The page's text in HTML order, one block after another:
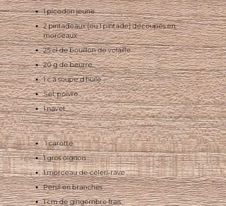
1 picodon jeune
2 pintadeaux (ou 1 pintade) découpés en
morceaux
25 cl de bouillon de volaille
20 g de beurre
1 c à soupe d’huile
Sel, poivre
1 navet
1 carotte
1 gros oignon
1 morceau de céleri-rave
Persil en branches
1 cm de gingembre frais